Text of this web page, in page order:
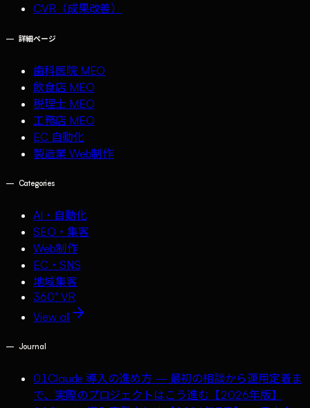
CVR（成果改善）
— 詳細ページ
歯科医院 MEO
飲食店 MEO
税理士 MEO
工務店 MEO
EC 自動化
製造業 Web制作
— Categories
AI・自動化
SEO・集客
Web制作
EC・SNS
地域集客
360° VR
View all
— Journal
01 Claude 導入の進め方 — 最初の相談から運用定着ま
で、実際のプロジェクトはこう進む【2026年版】